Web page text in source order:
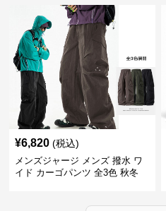
¥6,820 (税込)
メンズジャージ メンズ 撥水 ワ
イド カーゴパンツ 全3色 秋冬